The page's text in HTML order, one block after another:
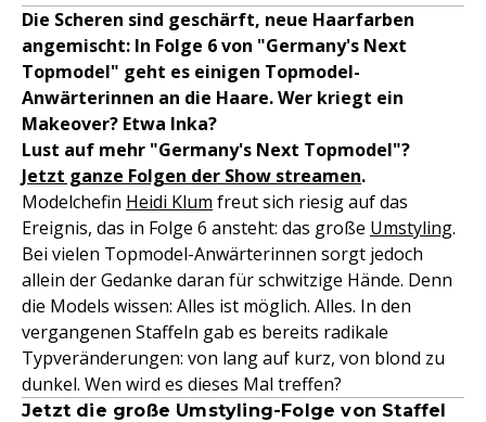
Die Scheren sind geschärft, neue Haarfarben
angemischt: In Folge 6 von "Germany's Next
Topmodel" geht es einigen Topmodel-
Anwärterinnen an die Haare. Wer kriegt ein
Makeover? Etwa Inka?
Lust auf mehr "Germany's Next Topmodel"?
Jetzt ganze Folgen der Show streamen.
Modelchefin Heidi Klum freut sich riesig auf das
Ereignis, das in Folge 6 ansteht: das große Umstyling.
Bei vielen Topmodel-Anwärterinnen sorgt jedoch
allein der Gedanke daran für schwitzige Hände. Denn
die Models wissen: Alles ist möglich. Alles. In den
vergangenen Staffeln gab es bereits radikale
Typveränderungen: von lang auf kurz, von blond zu
dunkel. Wen wird es dieses Mal treffen?
Jetzt die große Umstyling-Folge von Staffel